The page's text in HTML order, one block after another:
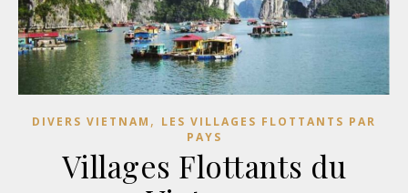
DIVERS VIETNAM , LES VILLAGES FLOTTANTS PAR
PAYS
Villages Flottants du